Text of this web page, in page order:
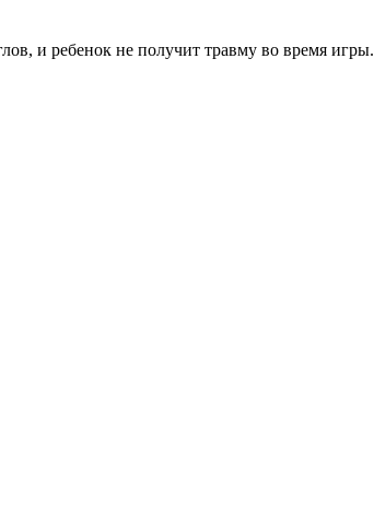
и ребенок не получит травму во время игры.